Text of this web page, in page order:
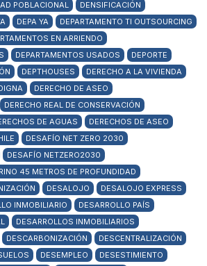
POBLACIONAL
DENSIFICACIÓN
DEPA YA
DEPARTAMENTO TI OUTSOURCING
EN ARRIENDO
DEPARTAMENTOS USADOS
DEPORTE
DEPTHOUSES
DERECHO A LA VIVIENDA
DERECHO DE ASEO
DERECHO REAL DE CONSERVACIÓN
DE AGUAS
DERECHOS DE ASEO
DESAFÍO NET ZERO 2030
DESAFÍO NETZERO2030
45 METROS DE PROFUNDIDAD
DESALOJO
DESALOJO EXPRESS
INMOBILIARIO
DESARROLLO PAÍS
DESARROLLOS INMOBILIARIOS
DESCARBONIZACIÓN
DESCENTRALIZACIÓN
DESEMPLEO
DESESTIMIENTO